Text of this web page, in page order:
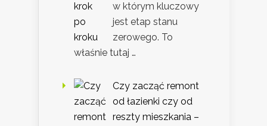
w którym kluczowy
jest etap stanu
zerowego. To
właśnie tutaj …
Czy zacząć remont
od łazienki czy od
reszty mieszkania –